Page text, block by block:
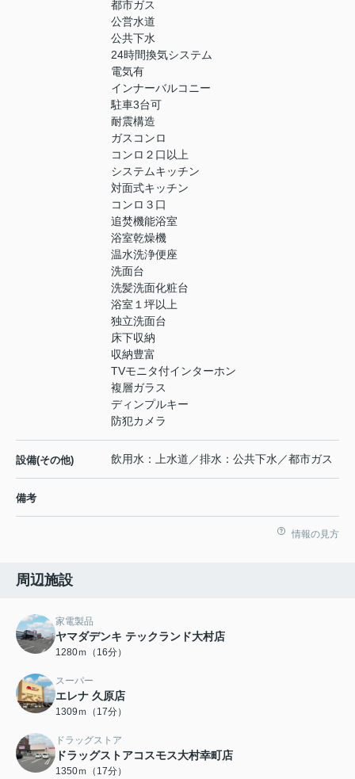
都市ガス
公営水道
公共下水
24時間換気システム
電気有
インナーバルコニー
駐車3台可
耐震構造
ガスコンロ
コンロ２口以上
システムキッチン
対面式キッチン
コンロ３口
追焚機能浴室
浴室乾燥機
温水洗浄便座
洗面台
洗髪洗面化粧台
浴室１坪以上
独立洗面台
床下収納
収納豊富
TVモニタ付インターホン
複層ガラス
ディンプルキー
防犯カメラ
設備(その他) 飲用水：上水道／排水：公共下水／都市ガス
備考
情報の見方
周辺施設
家電製品
ヤマダデンキ テックランド大村店
1280ｍ（16分）
スーパー
エレナ 久原店
1309ｍ（17分）
ドラッグストア
ドラッグストアコスモス大村幸町店
1350ｍ（17分）